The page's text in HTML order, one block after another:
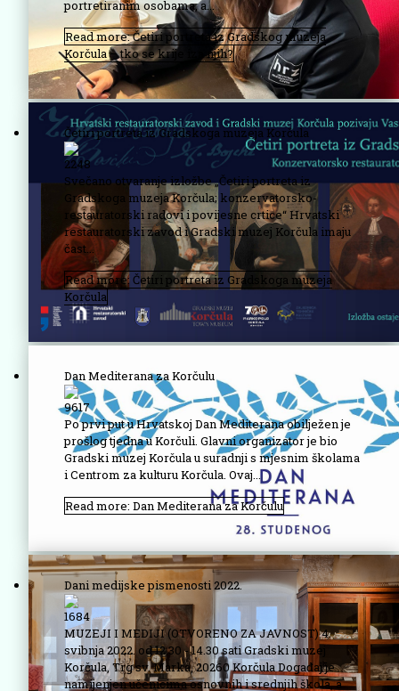
portretiranim osobama, a...
Read more: Četiri portreta iz Gradskog muzeja
Korčula – tko se krije iza njih?
Četiri portreta iz Gradskoga muzeja Korčula
2248
Svečano otvaranje izložbe „Četiri portreta iz
Gradskoga muzeja Korčula; konzervatorsko-
restauratorski radovi i povijesne crtice“ Hrvatski
restauratorski zavod i Gradski muzej Korčula imaju
čast...
Read more: Četiri portreta iz Gradskoga muzeja
Korčula
Dan Mediterana za Korčulu
9617
Po prvi put u Hrvatskoj Dan Mediterana obilježen je
prošlog tjedna u Korčuli. Glavni organizator je bio
Gradski muzej Korčula u suradnji s mjesnim školama
i Centrom za kulturu Korčula. Ovaj...
Read more: Dan Mediterana za Korčulu
Dani medijske pismenosti 2022.
1684
MUZEJI I MEDIJI (OTVORENO ZA JAVNOST) 4.
svibnja 2022. od 12.30 - 14.30 sati Gradski muzej
Korčula, Trg sv. Marka, 20260 Korčula Događaj je
namijenjen učenicima osnovnih i srednjih škola, a